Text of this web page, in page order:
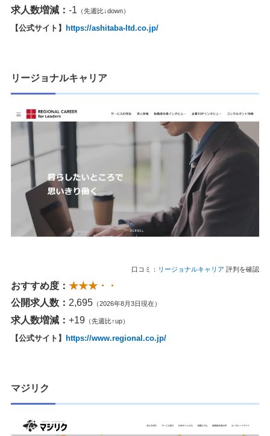
求人数増減： -1 （先週比↓down）
【公式サイト】 https://ashitaba-ltd.co.jp/
リージョナルキャリア
口コミ： リージョナルキャリア 評判を確認
おすすめ度： ★★★・・
公開求人数： 2,695 （2026年8月3日現在）
求人数増減： +19 （先週比↑up）
【公式サイト】 https://www.regional.co.jp/
マジリク